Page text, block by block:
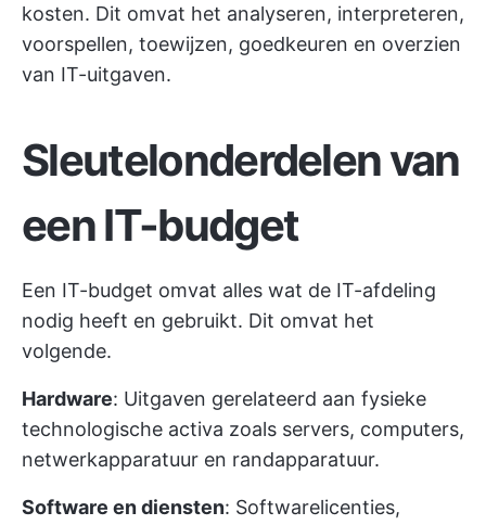
kosten. Dit omvat het analyseren, interpreteren,
voorspellen, toewijzen, goedkeuren en overzien
van IT-uitgaven.
Sleutelonderdelen van
een IT-budget
Een IT-budget omvat alles wat de IT-afdeling
nodig heeft en gebruikt. Dit omvat het
volgende.
Hardware: Uitgaven gerelateerd aan fysieke
technologische activa zoals servers, computers,
netwerkapparatuur en randapparatuur.
Software en diensten: Softwarelicenties,